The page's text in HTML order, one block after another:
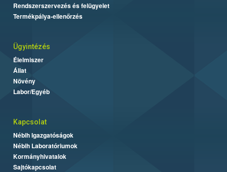
Rendszerszervezés és felügyelet
Termékpálya-ellenőrzés
Ügyintézés
Élelmiszer
Állat
Növény
Labor/Egyéb
Kapcsolat
Nébih Igazgatóságok
Nébih Laboratóriumok
Kormányhivatalok
Sajtókapcsolat